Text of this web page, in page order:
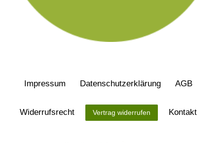
Impressum Daten­schutz­erklärung AGB
Widerrufs­recht Vertrag widerrufen Kontakt